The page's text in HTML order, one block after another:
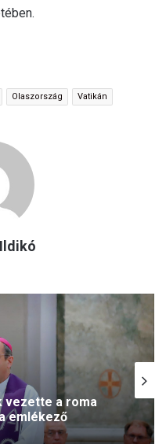
Olaszország Vatikán
vezette a roma
emlékező